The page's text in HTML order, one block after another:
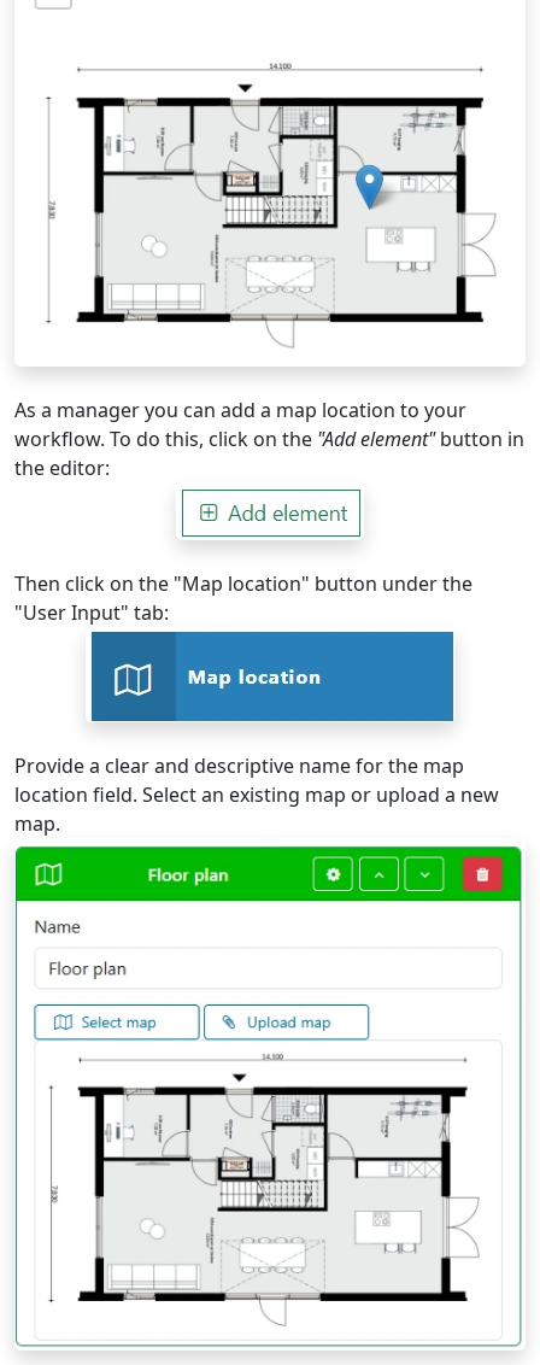
As a manager you can add a map location to your
workflow. To do this, click on the "Add element"button in
the editor:
Then click on the "Map location" button under the
"User Input" tab:
Provide a clear and descriptive name for the map
location field. Select an existing map or upload a new
map.